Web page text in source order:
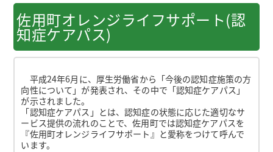
佐用町オレンジライフサポート(認
知症ケアパス)
平成24年6月に、厚生労働省から「今後の認知症施策の方
向性について」が発表され、その中で「認知症ケアパス」
が示されました。
「認知症ケアパス」とは、認知症の状態に応じた適切なサ
ービス提供の流れのことで、佐用町では認知症ケアパスを
『佐用町オレンジライフサポート』と愛称をつけて呼んで
います。